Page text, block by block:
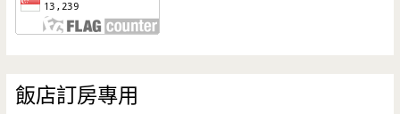
飯店訂房專用